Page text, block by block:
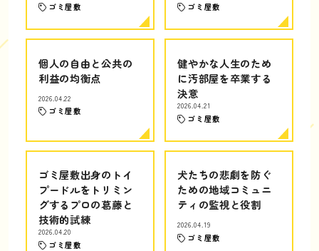
ゴミ屋敷 ゴミ屋敷
個人の自由と公共の
利益の均衡点
2026.04.22
ゴミ屋敷
健やかな人生のため
に汚部屋を卒業する
決意
2026.04.21
ゴミ屋敷
ゴミ屋敷出身のトイ
プードルをトリミン
グするプロの葛藤と
技術的試練
2026.04.20
ゴミ屋敷
犬たちの悲劇を防ぐ
ための地域コミュニ
ティの監視と役割
2026.04.19
ゴミ屋敷